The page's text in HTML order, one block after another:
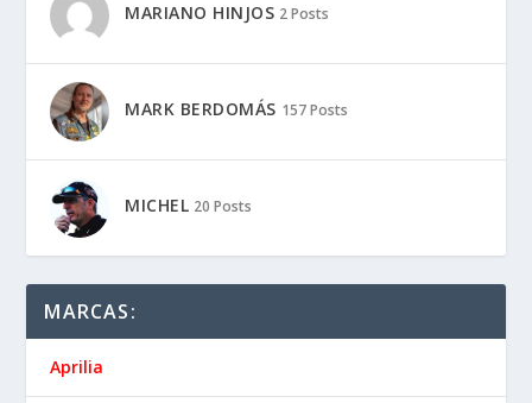
MARIANO HINJOS 2 Posts
MARK BERDOMÁS 157 Posts
MICHEL 20 Posts
MARCAS:
Aprilia